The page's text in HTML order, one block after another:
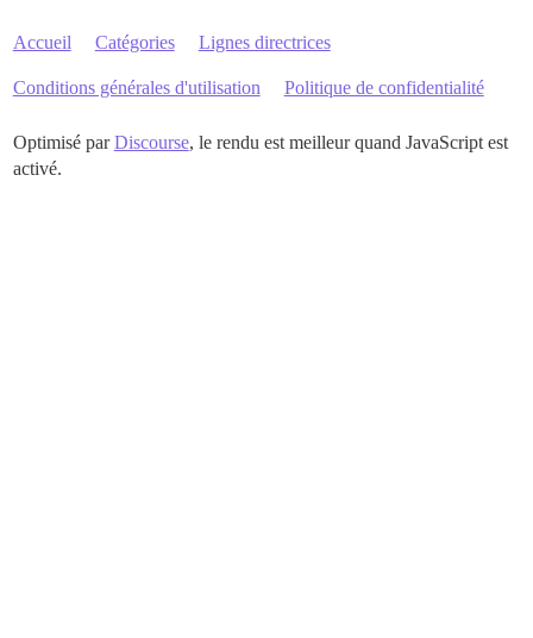
Accueil Catégories Lignes directrices
Conditions générales d'utilisation Politique de confidentialité
Optimisé parDiscourse, le rendu est meilleur quand JavaScript est
activé.